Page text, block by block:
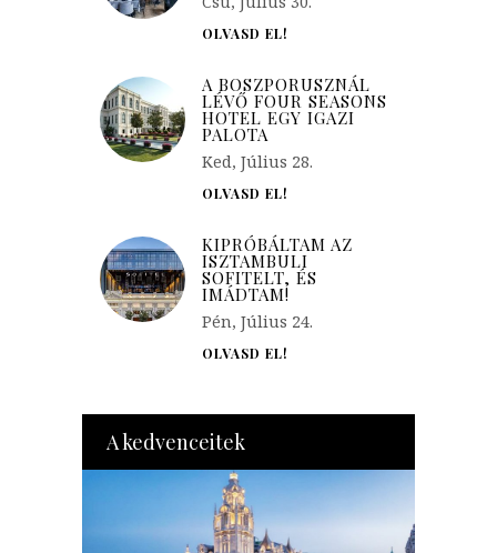
OLVASD EL!
A BOSZPORUSZNÁL
LÉVŐ FOUR SEASONS
HOTEL EGY IGAZI
PALOTA
Ked, Július 28.
OLVASD EL!
KIPRÓBÁLTAM AZ
ISZTAMBULI
SOFITELT, ÉS
IMÁDTAM!
Pén, Július 24.
OLVASD EL!
A kedvenceitek